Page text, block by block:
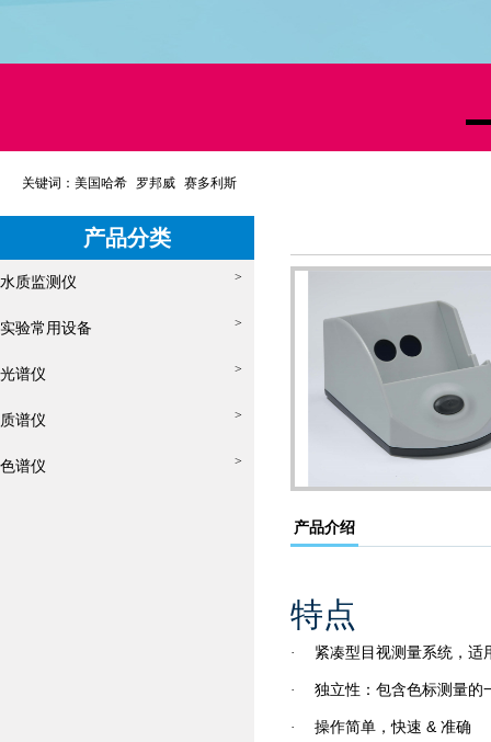
关键词： 美国哈希 罗邦威 赛多利斯
产品分类
>
水质监测仪
>
实验常用设备
>
光谱仪
>
质谱仪
>
色谱仪
产品介绍
特点
· 紧凑型目视测量系统，适
· 独立性：包含色标测量的
· 操作简单，快速 & 准确